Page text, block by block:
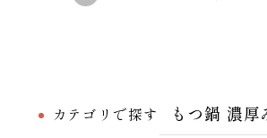
カテゴリで探す
もつ鍋 濃厚